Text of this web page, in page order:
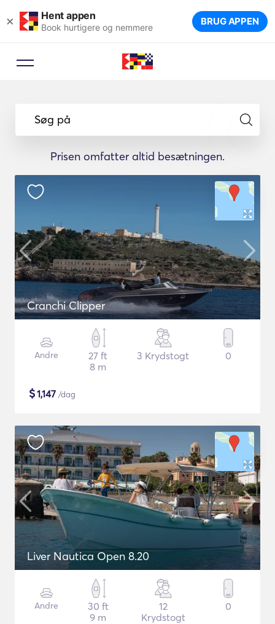
× Hent appen
Book hurtigere og nemmere BRUG APPEN
Søg på
Prisen omfatter altid besætningen.
Cranchi Clipper
Andre
27 ft
8 m
3 Krydstogt 0
$1,147 /dag
Liver Nautica Open 8.20
Andre
30 ft
9 m
12
Krydstogt
0